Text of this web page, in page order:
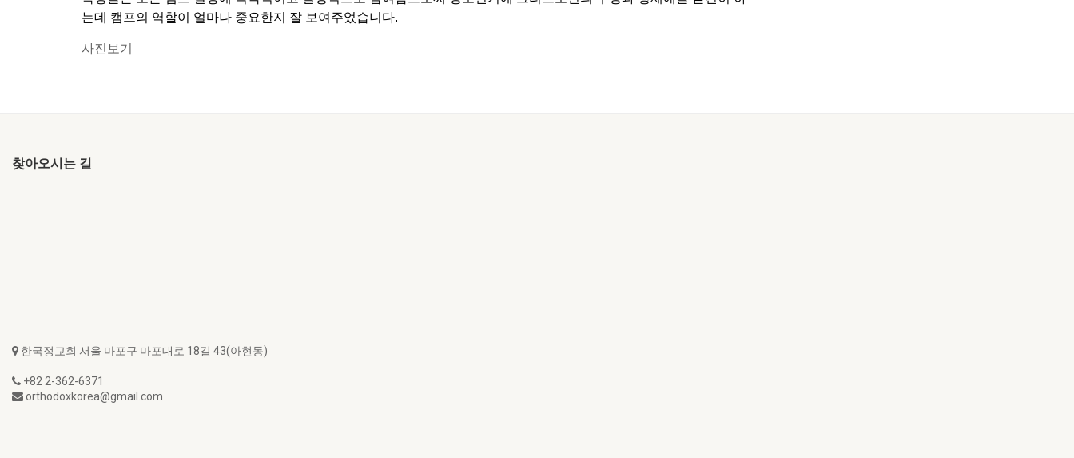
는데 캠프의 역할이 얼마나 중요한지 잘 보여주었습니다.
사진보기
찾아오시는 길
한국정교회 서울 마포구 마포대로 18길 43(아현동)
+82 2-362-6371
orthodoxkorea@gmail.com